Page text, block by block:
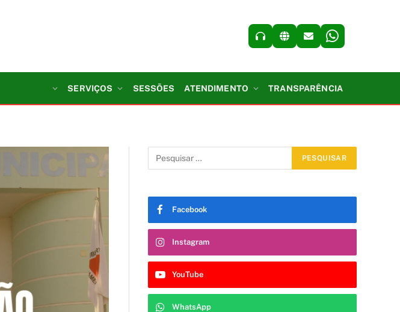
SERVIÇOS SESSÕES ATENDIMENTO TRANSPARÊNCIA
Facebook
Instagram
YouTube
WhatsApp